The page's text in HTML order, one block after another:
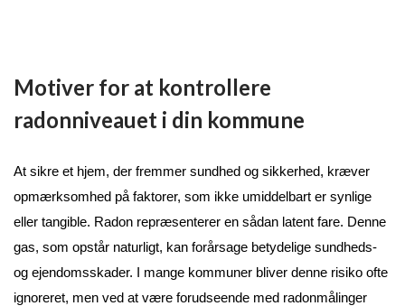
Motiver for at kontrollere
radonniveauet i din kommune
At sikre et hjem, der fremmer sundhed og sikkerhed, kræver
opmærksomhed på faktorer, som ikke umiddelbart er synlige
eller tangible. Radon repræsenterer en sådan latent fare. Denne
gas, som opstår naturligt, kan forårsage betydelige sundheds-
og ejendomsskader. I mange kommuner bliver denne risiko ofte
ignoreret, men ved at være forudseende med radonmålinger